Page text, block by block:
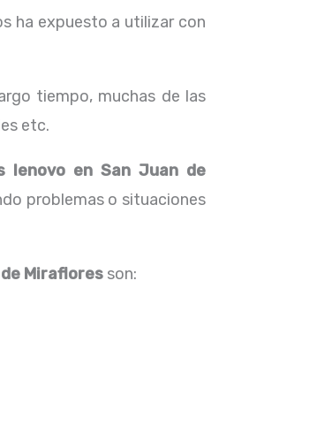
ha expuesto a utilizar con
tiempo, muchas de las
etc.
lenovo en San Juan de
problemas o situaciones
Miraflores son: